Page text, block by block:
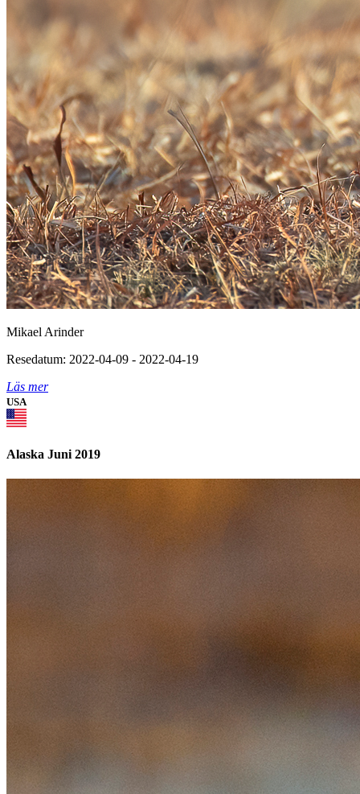
Mikael Arinder
Resedatum: 2022-04-09 - 2022-04-19
Läs mer
USA
Alaska Juni 2019